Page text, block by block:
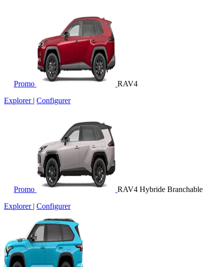
Promo
RAV4
Explorer | Configurer
Promo
RAV4 Hybride Branchable
Explorer | Configurer